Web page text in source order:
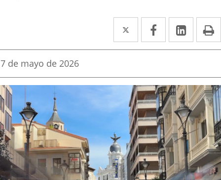
Twitter
Enlace
a
aplicación
externa.
Facebook
Enlace
a
aplicación
externa.
Enlace
a
Fecha
la
noticia
7 de mayo de 2026